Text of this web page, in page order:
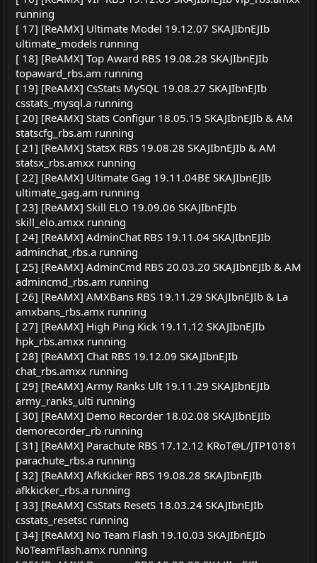
running
[ 17] [ReAMX] Ultimate Model 19.12.07 SKAJIbnEJIb
ultimate_models running
[ 18] [ReAMX] Top Award RBS 19.08.28 SKAJIbnEJIb
topaward_rbs.am running
[ 19] [ReAMX] CsStats MySQL 19.08.27 SKAJIbnEJIb
csstats_mysql.a running
[ 20] [ReAMX] Stats Configur 18.05.15 SKAJIbnEJIb & AM
statscfg_rbs.am running
[ 21] [ReAMX] StatsX RBS 19.08.28 SKAJIbnEJIb & AM
statsx_rbs.amxx running
[ 22] [ReAMX] Ultimate Gag 19.11.04BE SKAJIbnEJIb
ultimate_gag.am running
[ 23] [ReAMX] Skill ELO 19.09.06 SKAJIbnEJIb
skill_elo.amxx running
[ 24] [ReAMX] AdminChat RBS 19.11.04 SKAJIbnEJIb
adminchat_rbs.a running
[ 25] [ReAMX] AdminCmd RBS 20.03.20 SKAJIbnEJIb & AM
admincmd_rbs.am running
[ 26] [ReAMX] AMXBans RBS 19.11.29 SKAJIbnEJIb & La
amxbans_rbs.amx running
[ 27] [ReAMX] High Ping Kick 19.11.12 SKAJIbnEJIb
hpk_rbs.amxx running
[ 28] [ReAMX] Chat RBS 19.12.09 SKAJIbnEJIb
chat_rbs.amxx running
[ 29] [ReAMX] Army Ranks Ult 19.11.29 SKAJIbnEJIb
army_ranks_ulti running
[ 30] [ReAMX] Demo Recorder 18.02.08 SKAJIbnEJIb
demorecorder_rb running
[ 31] [ReAMX] Parachute RBS 17.12.12 KRoT@L/JTP10181
parachute_rbs.a running
[ 32] [ReAMX] AfkKicker RBS 19.08.28 SKAJIbnEJIb
afkkicker_rbs.a running
[ 33] [ReAMX] CsStats ResetS 18.03.24 SKAJIbnEJIb
csstats_resetsc running
[ 34] [ReAMX] No Team Flash 19.10.03 SKAJIbnEJIb
NoTeamFlash.amx running